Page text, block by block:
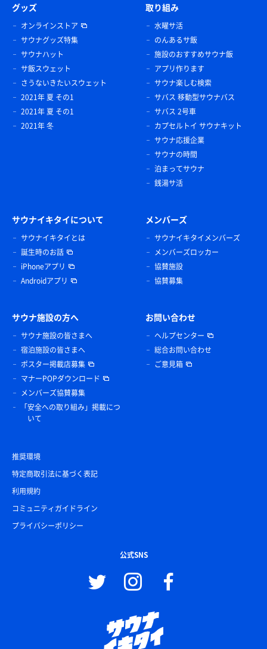
グッズ
オンラインストア
サウナグッズ特集
サウナハット
サ飯スウェット
さうないきたいスウェット
2021年 夏 その1
2021年 夏 その1
2021年 冬
取り組み
水曜サ活
のんあるサ飯
施設のおすすめサウナ飯
アプリ作ります
サウナ楽しむ検索
サバス 移動型サウナバス
サバス 2号車
カプセルトイ サウナキット
サウナ応援企業
サウナの時間
泊まってサウナ
銭湯サ活
サウナイキタイについて
サウナイキタイとは
誕生時のお話
iPhoneアプリ
Androidアプリ
メンバーズ
サウナイキタイメンバーズ
メンバーズロッカー
協賛施設
協賛募集
サウナ施設の方へ
サウナ施設の皆さまへ
宿泊施設の皆さまへ
ポスター掲載店募集
マナーPOPダウンロード
メンバーズ協賛募集
「安全への取り組み」掲載につ
いて
お問い合わせ
ヘルプセンター
総合お問い合わせ
ご意見箱
推奨環境
特定商取引法に基づく表記
利用規約
コミュニティガイドライン
プライバシーポリシー
公式SNS